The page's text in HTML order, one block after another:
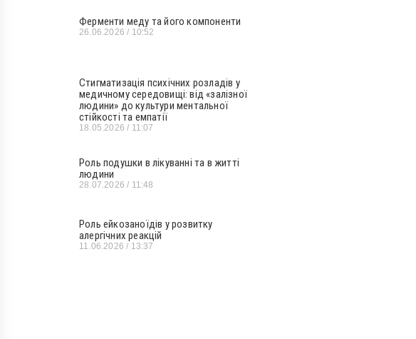
Ферменти меду та його компоненти
26.06.2026 10:52
Стигматизація психічних розладів у
медичному середовищі: від «залізної
людини» до культури ментальної
стійкості та емпатії
18.05.2026 11:07
Роль подушки в лікуванні та в житті
людини
28.07.2026 11:48
Роль ейкозаноїдів у розвитку
алергічних реакцій
11.06.2026 13:37